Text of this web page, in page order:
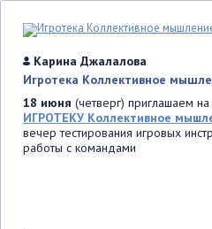
Карина Джалалова
Игротека Коллективное
18 июня (четверг) приглашаем на
ИГРОТЕКУ Коллективное
вечер тестирования игровых
работы с командами